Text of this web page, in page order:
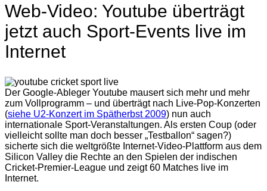
Web-Video: Youtube überträgt
jetzt auch Sport-Events live im
Internet
Der Google-Ableger Youtube mausert sich mehr und mehr
zum Vollprogramm – und überträgt nach Live-Pop-Konzerten
(siehe U2-Konzert im Spätherbst 2009) nun auch
internationale Sport-Veranstaltungen. Als ersten Coup (oder
vielleicht sollte man doch besser „Testballon“ sagen?)
sicherte sich die weltgrößte Internet-Video-Plattform aus dem
Silicon Valley die Rechte an den Spielen der indischen
Cricket-Premier-League und zeigt 60 Matches live im
Internet.